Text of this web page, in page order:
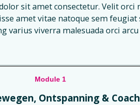
sit amet consectetur. Velit
amet vitae natoque sem
varius viverra malesuada orci
Module 1
Ontspanning &